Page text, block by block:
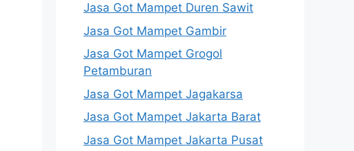
Jasa Got Mampet Duren Sawit
Jasa Got Mampet Gambir
Jasa Got Mampet Grogol
Petamburan
Jasa Got Mampet Jagakarsa
Jasa Got Mampet Jakarta Barat
Jasa Got Mampet Jakarta Pusat